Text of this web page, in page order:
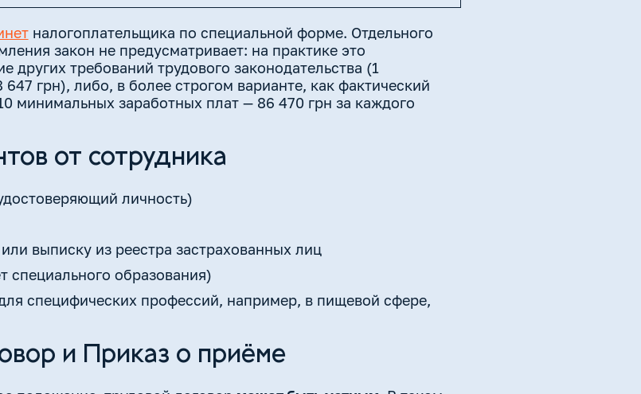
налогоплательщика по специальной форме. Отдельного
закон не предусматривает: на практике это
требований трудового законодательства (1
грн), либо, в более строгом варианте, как фактический
минимальных заработных плат — 86 470 грн за каждого
от сотрудника
личность)
выписку из реестра застрахованных лиц
специального образования)
специфических профессий, например, в пищевой сфере,
и Приказ о приёме